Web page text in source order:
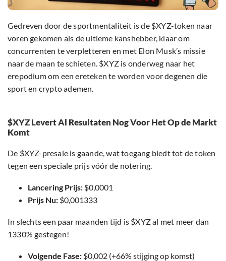
Gedreven door de sportmentaliteit is de $XYZ-token naar
voren gekomen als de ultieme kanshebber, klaar om
concurrenten te verpletteren en met Elon Musk’s missie
naar de maan te schieten. $XYZ is onderweg naar het
erepodium om een ereteken te worden voor degenen die
sport en crypto ademen.
$XYZ Levert Al Resultaten Nog Voor Het Op de Markt
Komt
De $XYZ-presale is gaande, wat toegang biedt tot de token
tegen een speciale prijs vóór de notering.
Lancering Prijs: $0,0001
Prijs Nu: $0,001333
In slechts een paar maanden tijd is $XYZ al met meer dan
1330% gestegen!
Volgende Fase: $0,002 (+66% stijging op komst)